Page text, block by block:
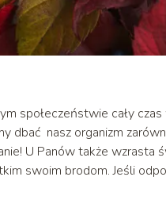
społeczeństwie cały
dbać nasz organizm
U Panów także
swoim brodom. Jeśli